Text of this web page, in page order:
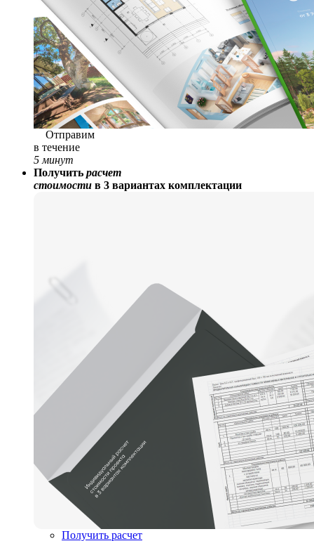
Отправим
в течение
5 минут
Получить расчет
стоимости в 3 вариантах комплектации
Получить расчет